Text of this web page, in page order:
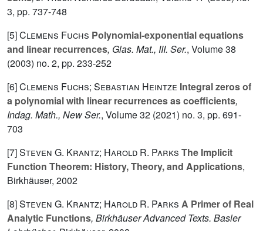
3, pp. 737-748
[5]Clemens Fuchs Polynomial-exponential equations
and linear recurrences, Glas. Mat., III. Ser., Volume 38
(2003) no. 2, pp. 233-252
[6]Clemens Fuchs; Sebastian Heintze Integral zeros of
a polynomial with linear recurrences as coefficients,
Indag. Math., New Ser., Volume 32 (2021) no. 3, pp. 691-
703
[7]Steven G. Krantz; Harold R. Parks The Implicit
Function Theorem: History, Theory, and Applications,
Birkhäuser, 2002
[8]Steven G. Krantz; Harold R. Parks A Primer of Real
Analytic Functions, Birkhäuser Advanced Texts. Basler